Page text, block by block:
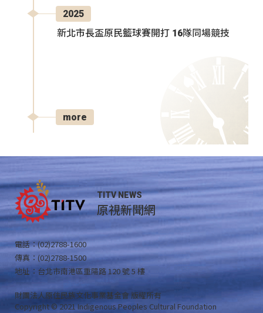
2025
新北市長盃原民籃球賽開打 16隊同場競技
more
TITV NEWS
原視新聞網
電話：(02)2788-1600
傳真：(02)2788-1500
地址：台北市南港區重陽路 120 號 5 樓
財團法人原住民族文化事業基金會 版權所有
Copyright © 2021 Indigenous Peoples Cultural Foundation